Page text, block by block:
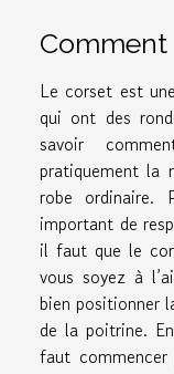
Comment
Le corset est
qui ont des
savoir
pratiquement la
robe ordinaire.
important de
il faut que le
vous soyez à
bien positionner
de la poitrine.
faut